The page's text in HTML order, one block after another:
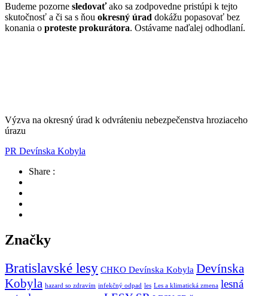
Budeme pozorne sledovaťako sa zodpovedne pristúpi k tejto
skutočnosť a či sa s ňou okresný úrad dokážu popasovať bez
konania o proteste prokurátora. Ostávame naďalej odhodlaní.
Výzva na okresný úrad k odvráteniu nebezpečenstva hroziaceho
úrazu
PR Devínska Kobyla
Share :
Značky
Bratislavské lesy CHKO Devínska Kobyla Devínska
Kobyla hazard so zdravím infekčný odpad les Les a klimatická zmena lesná